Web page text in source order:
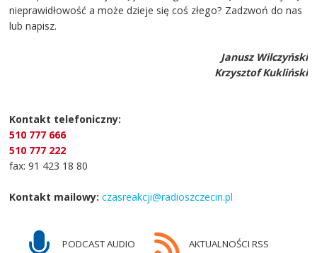
nieprawidłowość a może dzieje się coś złego? Zadzwoń do nas
lub napisz.
Janusz Wilczyński
Krzysztof Kukliński
Kontakt telefoniczny:
510 777 666
510 777 222
fax: 91 423 18 80
Kontakt mailowy: czasreakcji@radioszczecin.pl
PODCAST AUDIO AKTUALNOŚCI RSS